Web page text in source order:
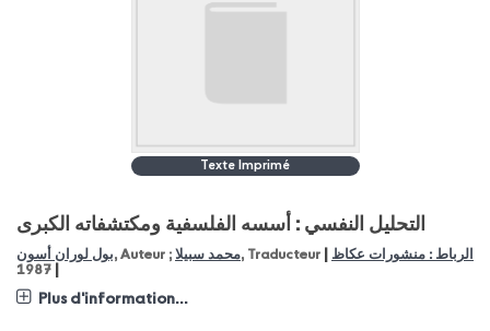
Texte Imprimé
التحليل النفسي : أسسه الفلسفية ومكتشفاته الكبرى
بول لوران أسون, Auteur ; محمد سبيلا, Traducteur الرباط : منشورات عكاظ
1987
Plus d'information...